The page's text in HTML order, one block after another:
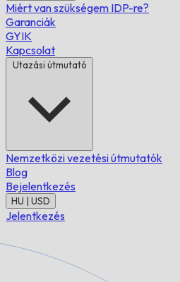
Miért van szükségem IDP-re?
Garanciák
GYIK
Kapcsolat
Utazási útmutató
Nemzetközi vezetési útmutatók
Blog
Bejelentkezés
HU | USD
Jelentkezés